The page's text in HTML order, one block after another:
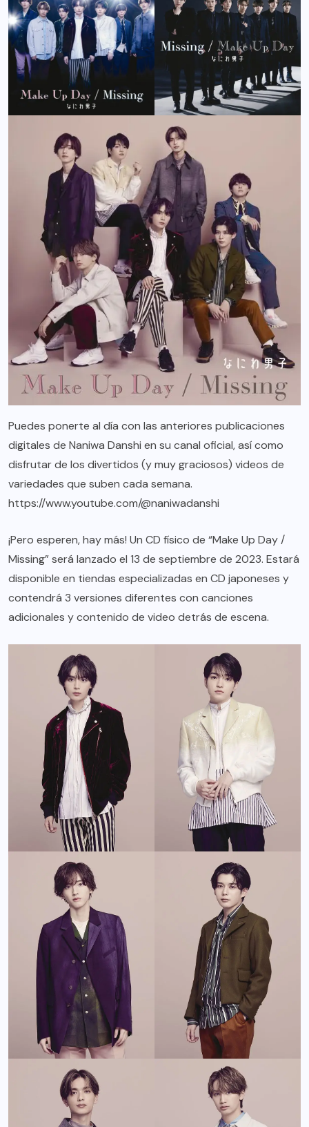
Puedes ponerte al día con las anteriores publicaciones
digitales de Naniwa Danshi en su canal oficial, así como
disfrutar de los divertidos (y muy graciosos) videos de
variedades que suben cada semana.
https://www.youtube.com/@naniwadanshi
¡Pero esperen, hay más! Un CD físico de “Make Up Day /
Missing” será lanzado el 13 de septiembre de 2023. Estará
disponible en tiendas especializadas en CD japoneses y
contendrá 3 versiones diferentes con canciones
adicionales y contenido de video detrás de escena.